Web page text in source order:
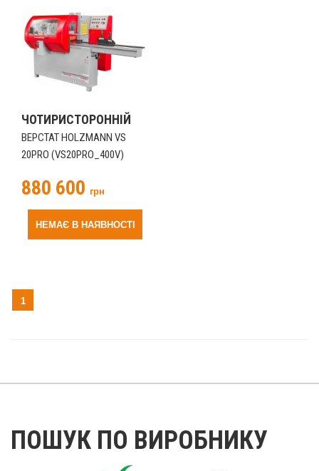
ЧОТИРИСТОРОННІЙ
ВЕРСТАТ HOLZMANN VS
20PRO (VS20PRO_400V)
880 600 грн
НЕМАЄ В НАЯВНОСТІ
1
ПОШУК ПО ВИРОБНИКУ